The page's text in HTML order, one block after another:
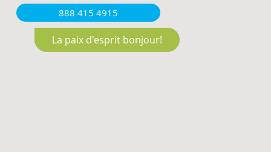
888 415 4915
La paix d'esprit bonjour!